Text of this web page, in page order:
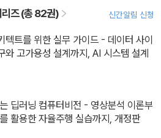
리즈 (총 82권) 신간알림 신청
텍트를 위한 실무 가이드 - 데이터 사이
와 고가용성 설계까지, AI 시스템 설계
딥러닝 컴퓨터비전 - 영상분석 이론부
활용한 자율주행 실습까지, 개정판